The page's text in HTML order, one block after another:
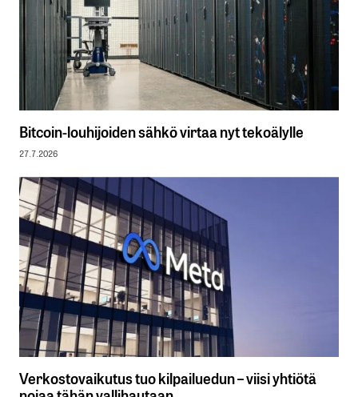
Bitcoin-louhijoiden sähkö virtaa nyt tekoälylle
27.7.2026
Verkostovaikutus tuo kilpailuedun – viisi yhtiötä